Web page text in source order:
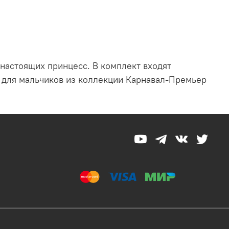
принцесс. В комплект входят
мальчиков из коллекции Карнавал-Премьер